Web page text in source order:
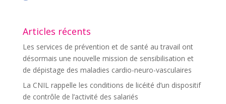
Articles récents
Les services de prévention et de santé au travail ont
désormais une nouvelle mission de sensibilisation et
de dépistage des maladies cardio-neuro-vasculaires
La CNIL rappelle les conditions de licéité d’un dispositif
de contrôle de l’activité des salariés